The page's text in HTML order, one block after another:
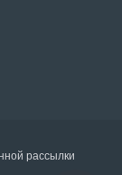
рассылки